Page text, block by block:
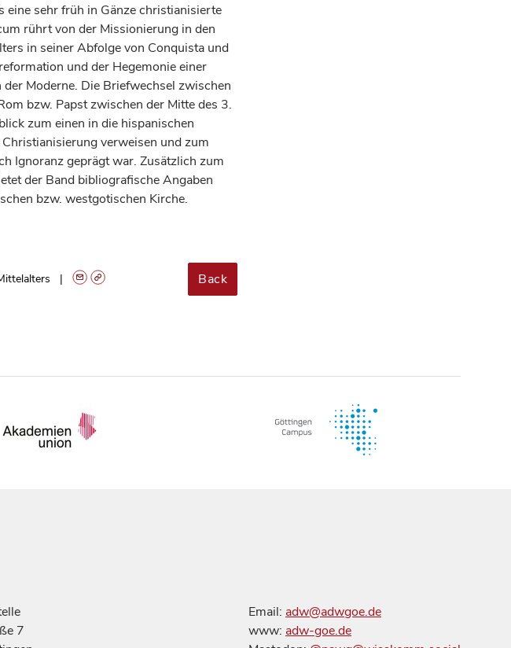
sehr früh in Gänze christianisierte
rührt von der Missionierung in den
in seiner Abfolge von Conquista und
und der Hegemonie einer
Moderne. Die Briefwechsel zwischen
bzw. Papst zwischen der Mitte des 3.
zum einen in die hispanischen
verweisen und zum
Ignoranz geprägt war. Zusätzlich zum
der Band bibliografische Angaben
bzw. westgotischen Kirche.
Back
7
Email: adw@adwgoe.de
www: adw-goe.de